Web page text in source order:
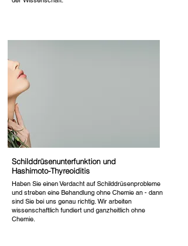
Schilddrüsenunterfunktion und
Hashimoto-Thyreoiditis
Haben Sie einen Verdacht auf Schilddrüsenprobleme
und streben eine Behandlung ohne Chemie an - dann
sind Sie bei uns genau richtig. Wir arbeiten
wissenschaftlich fundiert und ganzheitlich ohne
Chemie.